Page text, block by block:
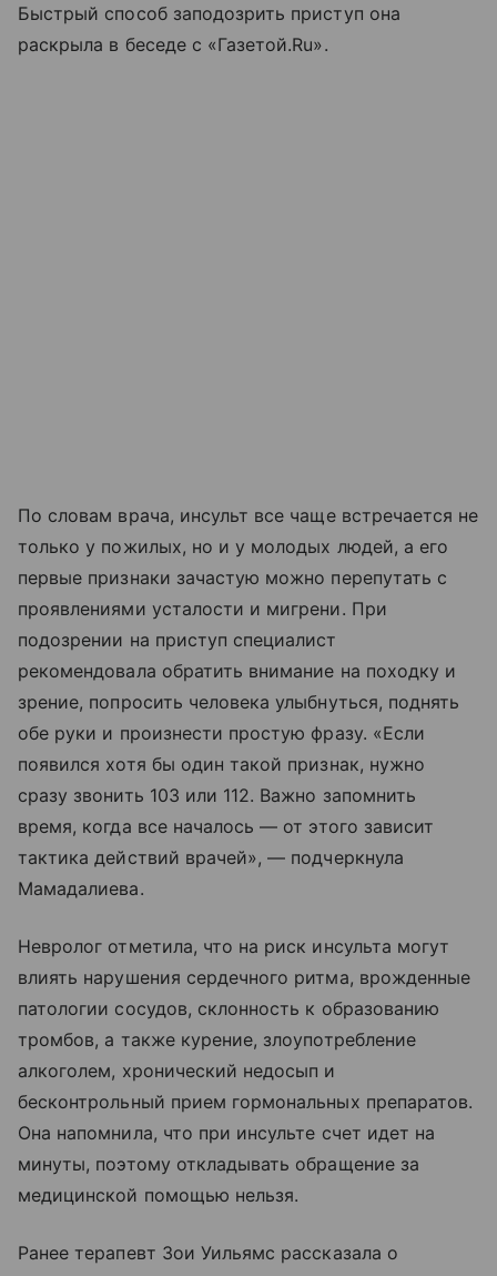
Быстрый способ заподозрить приступ она
раскрыла в беседе с «Газетой.Ru».
По словам врача, инсульт все чаще встречается не
только у пожилых, но и у молодых людей, а его
первые признаки зачастую можно перепутать с
проявлениями усталости и мигрени. При
подозрении на приступ специалист
рекомендовала обратить внимание на походку и
зрение, попросить человека улыбнуться, поднять
обе руки и произнести простую фразу. «Если
появился хотя бы один такой признак, нужно
сразу звонить 103 или 112. Важно запомнить
время, когда все началось — от этого зависит
тактика действий врачей», — подчеркнула
Мамадалиева.
Невролог отметила, что на риск инсульта могут
влиять нарушения сердечного ритма, врожденные
патологии сосудов, склонность к образованию
тромбов, а также курение, злоупотребление
алкоголем, хронический недосып и
бесконтрольный прием гормональных препаратов.
Она напомнила, что при инсульте счет идет на
минуты, поэтому откладывать обращение за
медицинской помощью нельзя.
Ранее терапевт Зои Уильямс рассказала о